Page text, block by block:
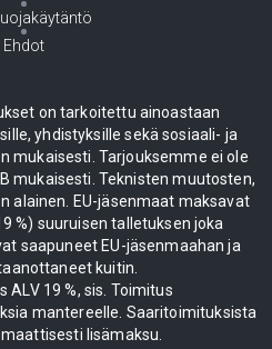
Ehdot
on tarkoitettu ainoastaan
yhdistyksille sekä sosiaali- ja
mukaisesti. Tarjouksemme ei ole
mukaisesti. Teknisten muutosten,
alainen. EU-jäsenmaat maksavat
%) suuruisen talletuksen joka
saapuneet EU-jäsenmaahan ja
kuitin.
ALV 19 %, sis. Toimitus
mantereelle. Saaritoimituksista
lisämaksu.